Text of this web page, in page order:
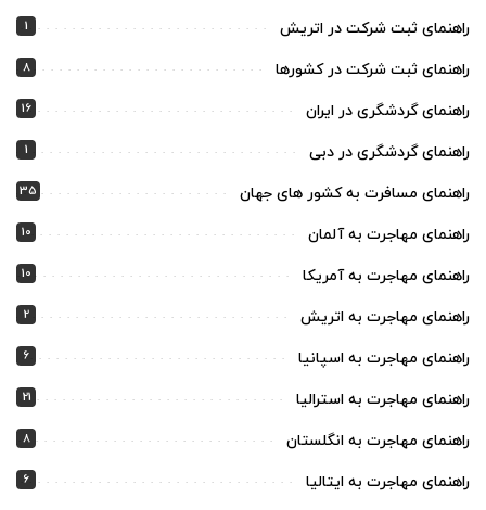
راهنمای ثبت شرکت در اتریش 1
راهنمای ثبت شرکت در کشورها 8
راهنمای گردشگری در ایران 16
راهنمای گردشگری در دبی 1
راهنمای مسافرت به کشور های جهان 35
راهنمای مهاجرت به آلمان 10
راهنمای مهاجرت به آمریکا 10
راهنمای مهاجرت به اتریش 2
راهنمای مهاجرت به اسپانیا 6
راهنمای مهاجرت به استرالیا 21
راهنمای مهاجرت به انگلستان 8
راهنمای مهاجرت به ایتالیا 6